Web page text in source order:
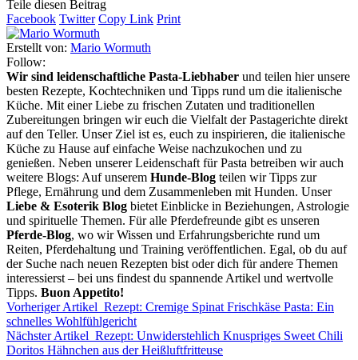
Teile diesen Beitrag
Facebook Twitter Copy Link Print
Erstellt von: Mario Wormuth
Follow:
Wir sind leidenschaftliche Pasta-Liebhaber und teilen hier unsere
besten Rezepte, Kochtechniken und Tipps rund um die italienische
Küche. Mit einer Liebe zu frischen Zutaten und traditionellen
Zubereitungen bringen wir euch die Vielfalt der Pastagerichte direkt
auf den Teller. Unser Ziel ist es, euch zu inspirieren, die italienische
Küche zu Hause auf einfache Weise nachzukochen und zu
genießen. Neben unserer Leidenschaft für Pasta betreiben wir auch
weitere Blogs: Auf unserem Hunde-Blog teilen wir Tipps zur
Pflege, Ernährung und dem Zusammenleben mit Hunden. Unser
Liebe & Esoterik Blog bietet Einblicke in Beziehungen, Astrologie
und spirituelle Themen. Für alle Pferdefreunde gibt es unseren
Pferde-Blog, wo wir Wissen und Erfahrungsberichte rund um
Reiten, Pferdehaltung und Training veröffentlichen. Egal, ob du auf
der Suche nach neuen Rezepten bist oder dich für andere Themen
interessierst – bei uns findest du spannende Artikel und wertvolle
Tipps. Buon Appetito!
Vorheriger Artikel Rezept: Cremige Spinat Frischkäse Pasta: Ein
schnelles Wohlfühlgericht
Nächster Artikel Rezept: Unwiderstehlich Knuspriges Sweet Chili
Doritos Hähnchen aus der Heißluftfritteuse